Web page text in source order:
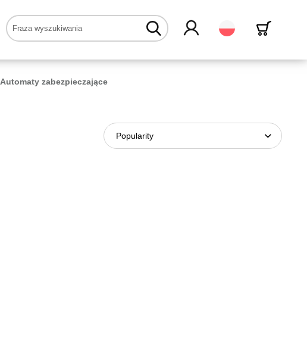
Polski
Automaty zabezpieczające